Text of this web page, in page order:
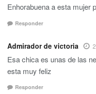
Enhorabuena a esta mujer
Responder
Admirador de victoria
Esa chica es unas de las
esta muy feliz
Responder